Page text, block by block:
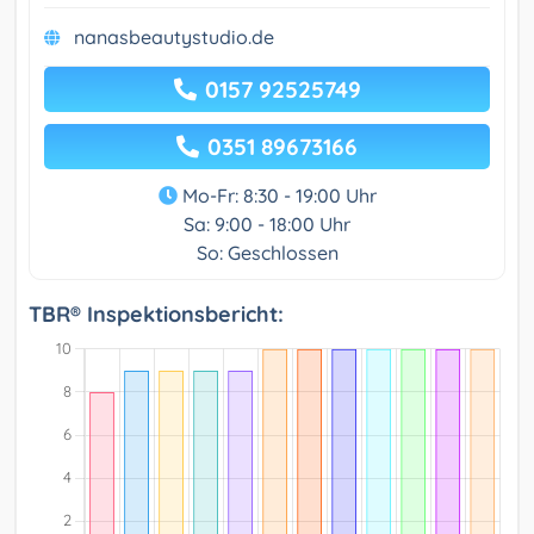
nanasbeautystudio.de
0157 92525749
0351 89673166
Mo-Fr: 8:30 - 19:00 Uhr
Sa: 9:00 - 18:00 Uhr
So: Geschlossen
TBR® Inspektionsbericht: